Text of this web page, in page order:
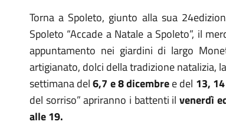
Torna a Spoleto, giunto alla sua
Spoleto “Accade a Natale a Spoleto”, il
appuntamento nei giardini di largo
artigianato, dolci della tradizione natalizia,
settimana del6,7 e 8 dicembree del 13,
del sorriso” apriranno i battenti il venerdì
alle 19.